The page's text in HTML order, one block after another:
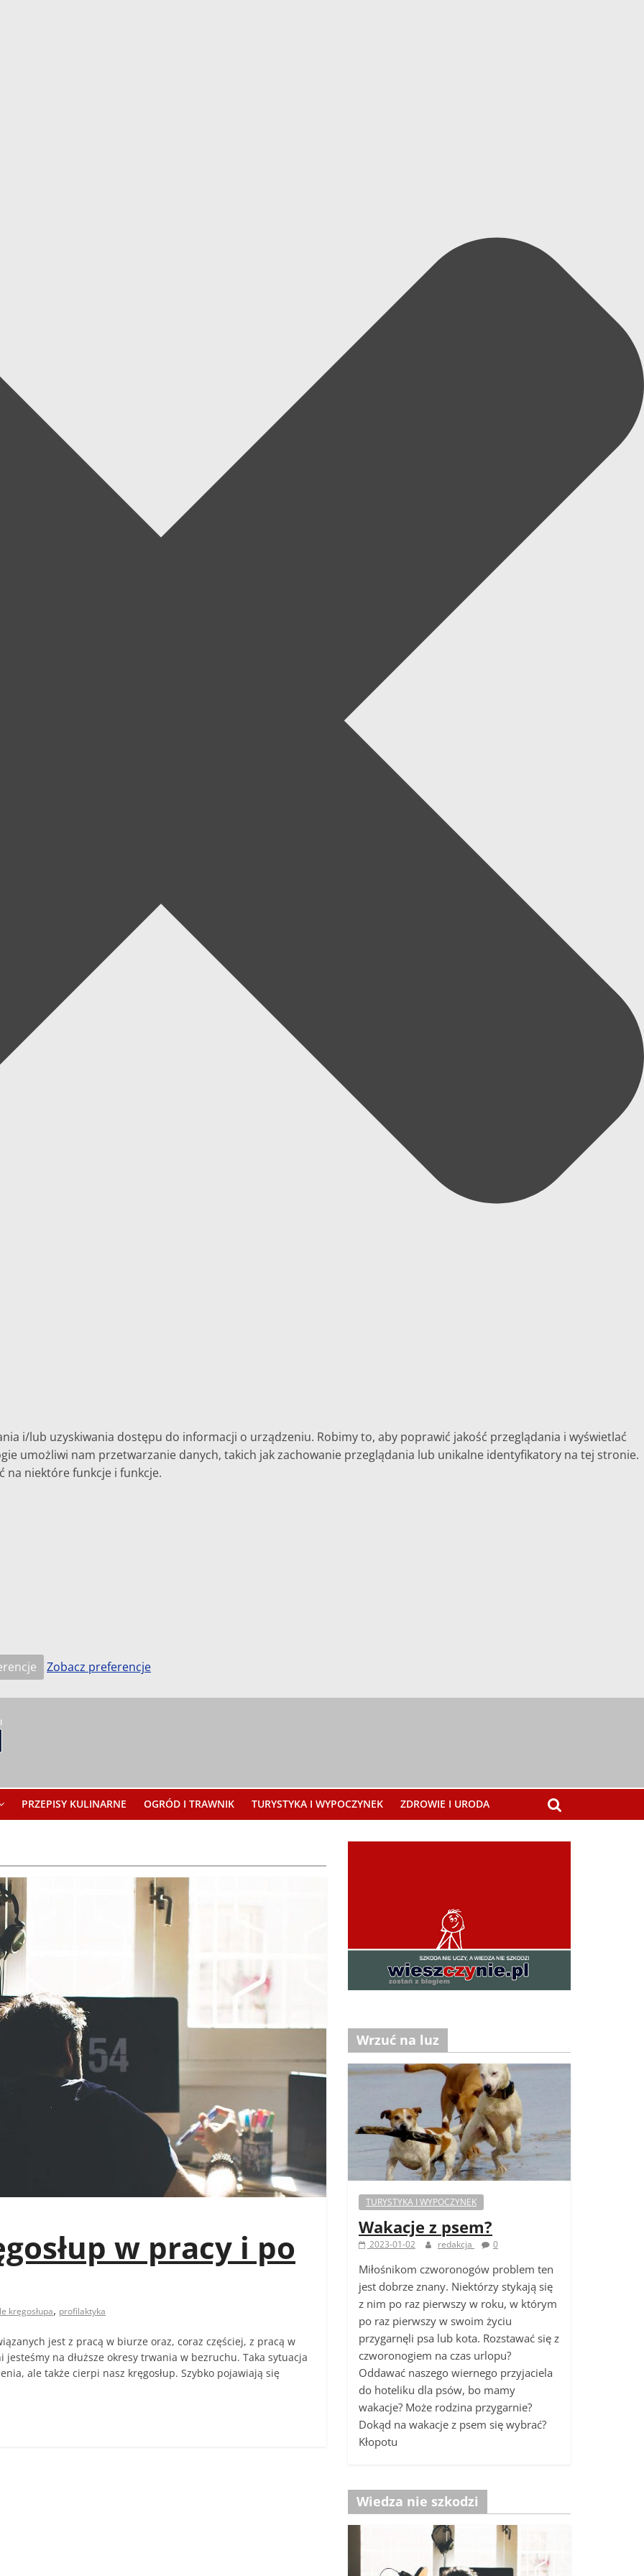
i/lub uzyskiwania dostępu do informacji o urządzeniu. Robimy to, aby poprawić jakość przeglądania i wyświetlać
umożliwi nam przetwarzanie danych, takich jak zachowanie przeglądania lub unikalne identyfikatory na tej stronie.
na niektóre funkcje i funkcje.
Zobacz preferencje
PRZEPISY KULINARNE OGRÓD I TRAWNIK TURYSTYKA I WYPOCZYNEK ZDROWIE I URODA
w pracy i po
kręgosłupa, profilaktyka
jest z pracą w biurze oraz, coraz częściej, z pracą w
na dłuższe okresy trwania w bezruchu. Taka sytuacja
ale także cierpi nasz kręgosłup. Szybko pojawiają się
Wrzuć na luz
TURYSTYKA I WYPOCZYNEK
Wakacje z psem?
2023-01-02 redakcja 0
Miłośnikom czworonogów problem ten
jest dobrze znany. Niektórzy stykają się
z nim po raz pierwszy w roku, w którym
po raz pierwszy w swoim życiu
przygarnęli psa lub kota. Rozstawać się z
czworonogiem na czas urlopu?
Oddawać naszego wiernego przyjaciela
do hoteliku dla psów, bo mamy
wakacje? Może rodzina przygarnie?
Dokąd na wakacje z psem się wybrać?
Kłopotu
Wiedza nie szkodzi